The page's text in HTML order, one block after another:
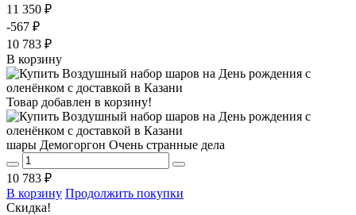
11 350 ₽
-567 ₽
10 783 ₽
В корзину
Товар добавлен в корзину!
шары Демогоргон Очень странные дела
10 783 ₽
В корзину Продолжить покупки
Скидка!